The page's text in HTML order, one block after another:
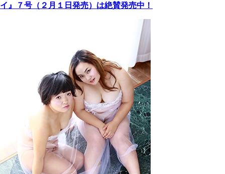
イ』７号（２月１日発売）は絶賛発売中！